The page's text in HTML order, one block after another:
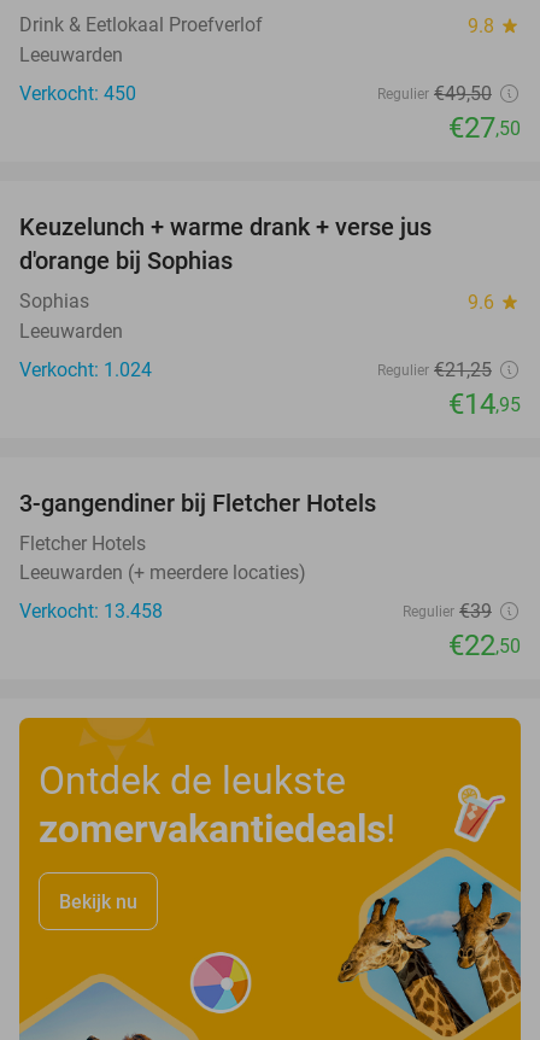
Drink & Eetlokaal Proefverlof 9.8 star
Leeuwarden
Verkocht: 450
Regulier €49,50
€27,50
Keuzelunch + warme drank + verse jus
d'orange bij Sophias
Sophias 9.6 star
Leeuwarden
Verkocht: 1.024
Regulier €21,25
€14,95
3-gangendiner bij Fletcher Hotels
Fletcher Hotels
Leeuwarden (+ meerdere locaties)
Verkocht: 13.458
Regulier €39
€22,50
Ontdek de leukste
zomervakantiedeals!
Bekijk nu